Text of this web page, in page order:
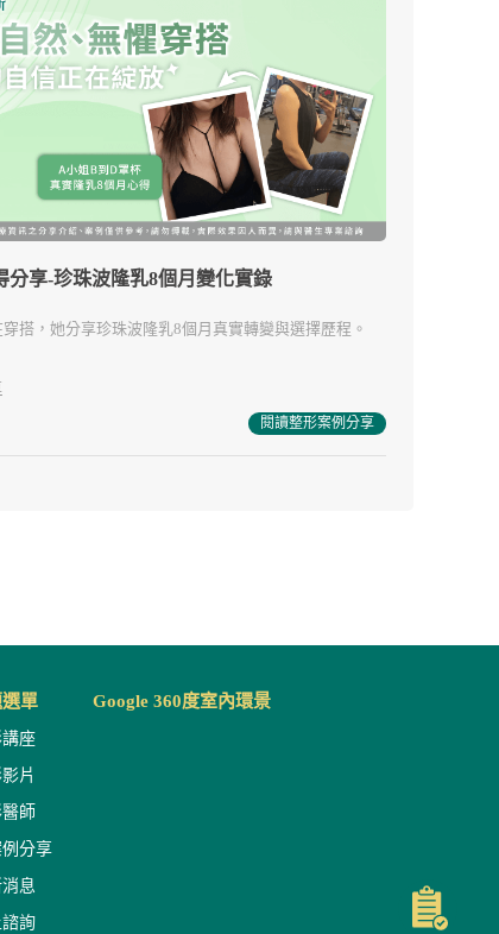
分享-珍珠波隆乳8個月變化實錄
搭，她分享珍珠波隆乳8個月真實轉變與選擇歷程。
閱讀整形案例分享
單
座
片
師
分享
息
詢
Google 360度室內環景